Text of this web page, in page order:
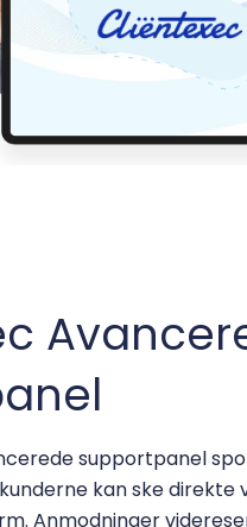
supportpanel
kan ske direkte
Anmodninger